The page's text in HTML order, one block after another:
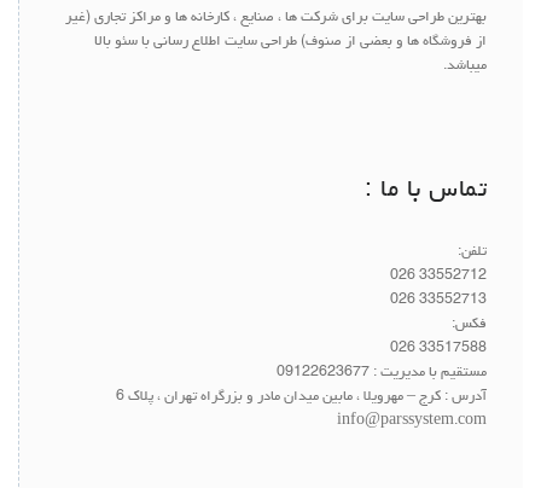
بهترین طراحی سایت برای شرکت ها ، صنایع ، کارخانه ها و مراکز تجاری (غیر
از فروشگاه ها و بعضی از صنوف) طراحی سایت اطلاع رسانی با سئو بالا
میباشد.
تماس با ما :
تلفن:
33552712 026
33552713 026
فکس:
33517588 026
مستقیم با مدیریت : 09122623677
آدرس : کرج – مهرویلا ، مابین میدان مادر و بزرگراه تهران ، پلاک 6
info@parssystem.com